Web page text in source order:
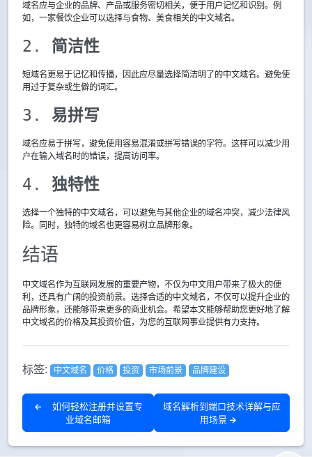
域名应与企业的品牌、产品或服务密切相关，便于用户记忆和识别。例
如，一家餐饮企业可以选择与食物、美食相关的中文域名。
2. 简洁性
短域名更易于记忆和传播，因此应尽量选择简洁明了的中文域名。避免使
用过于复杂或生僻的词汇。
3. 易拼写
域名应易于拼写，避免使用容易混淆或拼写错误的字符。这样可以减少用
户在输入域名时的错误，提高访问率。
4. 独特性
选择一个独特的中文域名，可以避免与其他企业的域名冲突，减少法律风
险。同时，独特的域名也更容易树立品牌形象。
结语
中文域名作为互联网发展的重要产物，不仅为中文用户带来了极大的便
利，还具有广阔的投资前景。选择合适的中文域名，不仅可以提升企业的
品牌形象，还能够带来更多的商业机会。希望本文能够帮助您更好地了解
中文域名的价格及其投资价值，为您的互联网事业提供有力支持。
标签: 中文域名 价格 投资 市场前景 品牌建设
如何轻松注册并设置专
业域名邮箱
域名解析到端口技术详解与应
用场景